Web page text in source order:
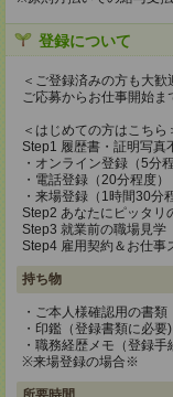
登録について
＜ご登録済みの方も大歓
ご応募からお仕事開始ま
＜はじめての方はこちら
Step1 履歴書・証明写真
・オンライン登録（5分程
・電話登録（20分程度）
・来場登録（1時間30分
Step2 あなたにピッタリ
Step3 就業前の職場見学
Step4 雇用契約＆お仕事
持ち物
・ご本人様確認用の書
・印鑑（登録書類に必
・職務経歴メモ（登録手
※来場登録の場合※